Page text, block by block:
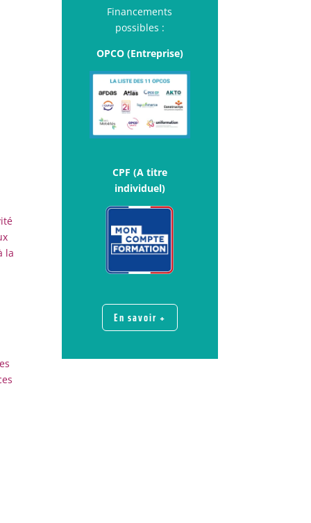
la
Financements
possibles :
OPCO (Entreprise)
CPF (A titre
individuel)
En savoir +